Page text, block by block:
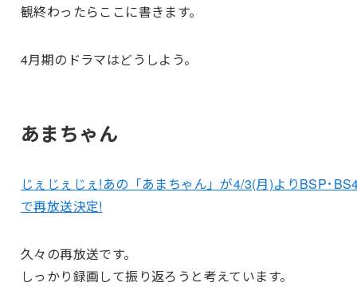
観終わったらここに書きます。
4月期のドラマはどうしよう。
あまちゃん
じぇじぇじぇ!あの「あまちゃん」が4/3(月)よりBSP･
で再放送決定!
久々の再放送です。
しっかり録画して振り返ろうと考えています。